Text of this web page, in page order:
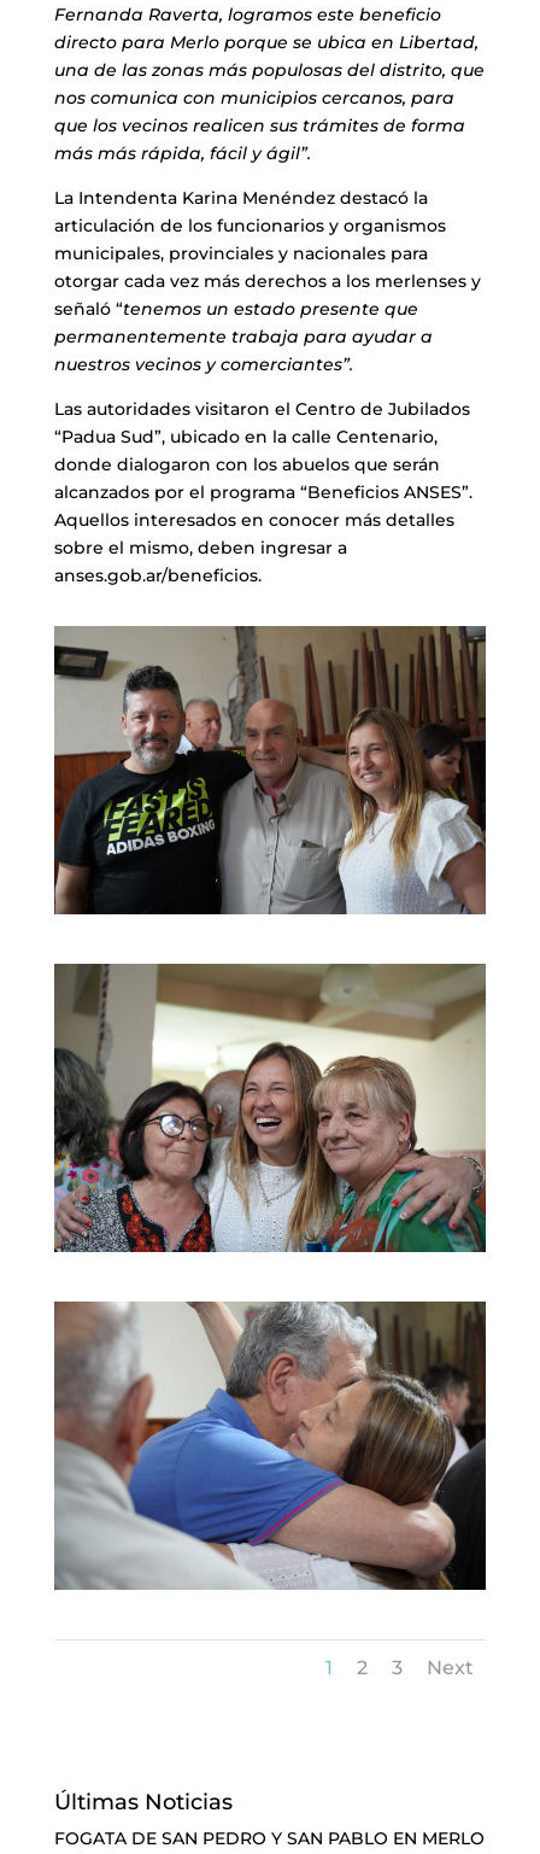
Fernanda Raverta, logramos este beneficio
directo para Merlo porque se ubica en Libertad,
una de las zonas más populosas del distrito, que
nos comunica con municipios cercanos, para
que los vecinos realicen sus trámites de forma
más más rápida, fácil y ágil”.
La Intendenta Karina Menéndez destacó la
articulación de los funcionarios y organismos
municipales, provinciales y nacionales para
otorgar cada vez más derechos a los merlenses y
señaló “tenemos un estado presente que
permanentemente trabaja para ayudar a
nuestros vecinos y comerciantes”.
Las autoridades visitaron el Centro de Jubilados
“Padua Sud”, ubicado en la calle Centenario,
donde dialogaron con los abuelos que serán
alcanzados por el programa “Beneficios ANSES”.
Aquellos interesados en conocer más detalles
sobre el mismo, deben ingresar a
anses.gob.ar/beneficios.
1 2 3 Next
Últimas Noticias
FOGATA DE SAN PEDRO Y SAN PABLO EN MERLO